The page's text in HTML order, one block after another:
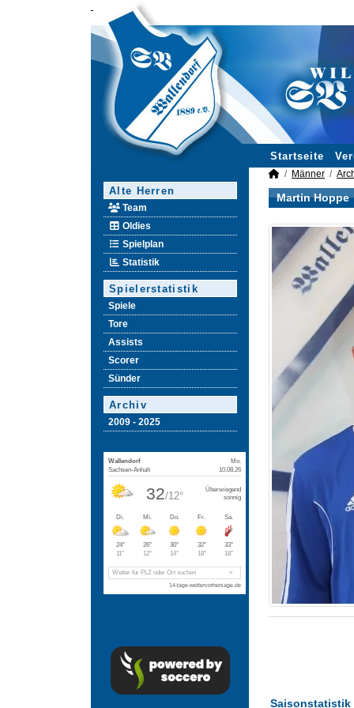
Startseite
Alte Herren
Team
Oldies
Spielplan
Statistik
Spielerstatistik
Spiele
Tore
Assists
Scorer
Sünder
Archiv
2009 - 2025
Männer
Martin Hoppe
Saisonstatistik